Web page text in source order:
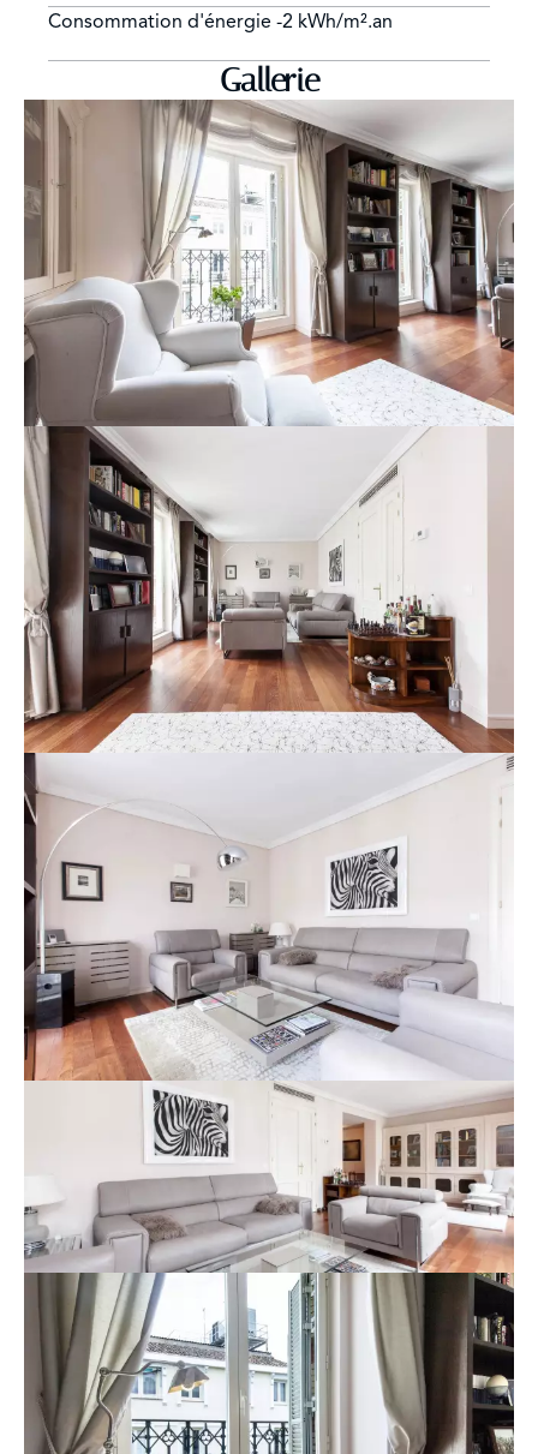
Consommation d'énergie -2 kWh/m².an
Gallerie